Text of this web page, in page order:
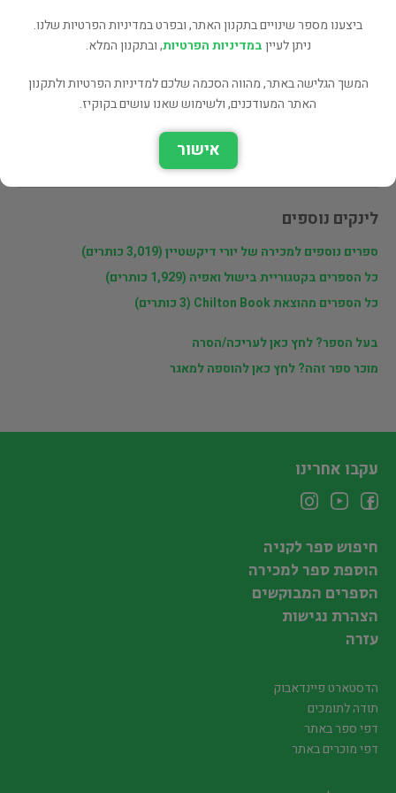
לינקים נוספים
ספרים נוספים למכירה של יורי דיקשטיין (3,019 כותרים)
כל הספרים בקטגוריית בישול ואפיה (1,929 כותרים)
כל הספרים מהוצאת Chilton Book (3 כותרים)
בעל הספר? לחץ כאן לעריכה/הסרה
מוכר ספר זהה? לחץ כאן להוספה למאגר
ביצענו מספר שינויים בתקנון האתר, ובפרט במדיניות הפרטיות שלנו.
ניתן לעייןבמדיניות הפרטיות, ובתקנון המלא.
המשך הגלישה באתר, מהווה הסכמה שלכם למדיניות הפרטיות ולתקנון
האתר המעודכנים, ולשימוש שאנו עושים בקוקיז.
אישור
עקבו אחרינו
חיפוש ספר לקניה
הוספת ספר למכירה
הספרים המבוקשים
הצהרת נגישות
עזרה
הדסטארט פיינדאבוק
תודה לתומכים
דפי ספר באתר
דפי מוכרים באתר